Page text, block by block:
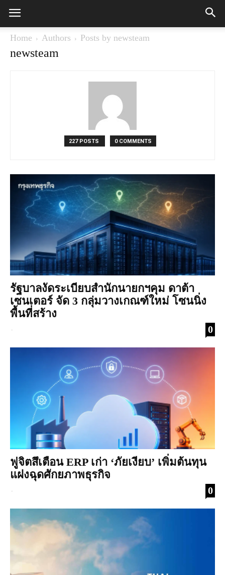
Home Authors Posts by newsteam
newsteam
227 POSTS 0 COMMENTS
รัฐบาลงัดระเบียบสำนักนายกฯคุม ดาต้า
เซนเตอร์ จัด 3 กลุ่มวางเกณฑ์ใหม่ โซนนิ่ง
พื้นที่สร้าง
- 0
ฟูจิตสึเตือน ERP เก่า ‘ภัยเงียบ’ เพิ่มต้นทุน
แฝงฉุดศักยภาพธุรกิจ
- 0